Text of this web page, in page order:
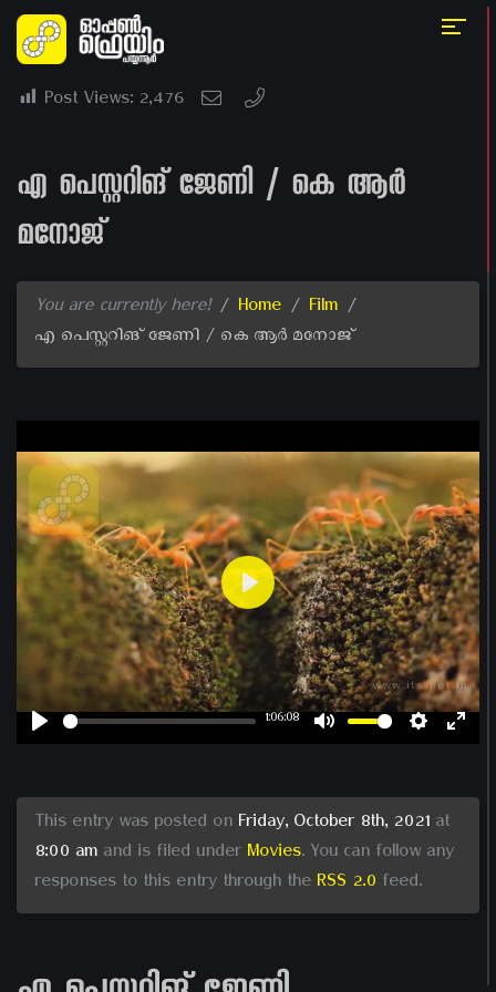
Post Views: 2,476
എ പെസ്റ്ററിങ് ജേണി / കെ ആർ
മനോജ്
You are currently here! / Home / Film /
എ പെസ്റ്ററിങ് ജേണി / കെ ആർ മനോജ്
Play
1:06:08
Mute
Play
This entry was posted on Friday, October 8th, 2021 at
8:00 am and is filed under Movies. You can follow any
responses to this entry through the RSS 2.0 feed.